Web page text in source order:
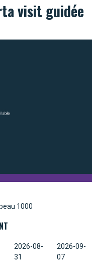
visit guidée
1000
2026-08-
31
2026-09-
07